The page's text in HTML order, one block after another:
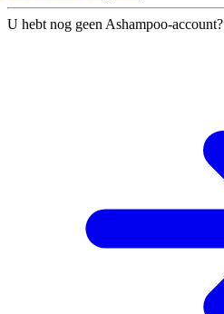
U hebt nog geen Ashampoo-account?